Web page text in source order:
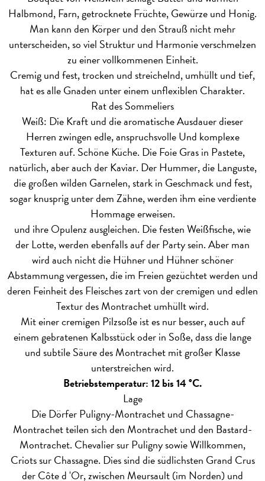
Halbmond, Farn, getrocknete Früchte, Gewürze und Honig.
Man kann den Körper und den Strauß nicht mehr
unterscheiden, so viel Struktur und Harmonie verschmelzen
zu einer vollkommenen Einheit.
Cremig und fest, trocken und streichelnd, umhüllt und tief,
hat es alle Gnaden unter einem unflexiblen Charakter.
Rat des Sommeliers
Weiß: Die Kraft und die aromatische Ausdauer dieser
Herren zwingen edle, anspruchsvolle Und komplexe
Texturen auf. Schöne Küche. Die Foie Gras in Pastete,
natürlich, aber auch der Kaviar. Der Hummer, die Languste,
die großen wilden Garnelen, stark in Geschmack und fest,
sogar knusprig unter dem Zähne, werden ihm eine verdiente
Hommage erweisen.
und ihre Opulenz ausgleichen. Die festen Weißfische, wie
der Lotte, werden ebenfalls auf der Party sein. Aber man
wird auch nicht die Hühner und Hühner schöner
Abstammung vergessen, die im Freien gezüchtet werden und
deren Feinheit des Fleisches zart von der cremigen und edlen
Textur des Montrachet umhüllt wird.
Mit einer cremigen Pilzsoße ist es nur besser, auch auf
einem gebratenen Kalbsstück oder in Soße, dass die lange
und subtile Säure des Montrachet mit großer Klasse
unterstreichen wird.
Betriebstemperatur: 12 bis 14 °C.
Lage
Die Dörfer Puligny-Montrachet und Chassagne-
Montrachet teilen sich den Montrachet und den Bastard-
Montrachet. Chevalier sur Puligny sowie Willkommen,
Criots sur Chassagne. Dies sind die südlichsten Grand Crus
der Côte d 'Or, zwischen Meursault (im Norden) und